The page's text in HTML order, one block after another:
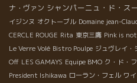
ナ・ヴァン シャンパーニュ・ド・ス
イジンヌ オクトーブル Domaine jean-
CERCLE ROUGE Rita 東京三鷹 Pink is
Le Verre Volé Bistro Poulpe ジュヴレイ
Off LES GAMAYS Equipe BMO ク・ド・
President Ishikawa ローラン・フェル ワ